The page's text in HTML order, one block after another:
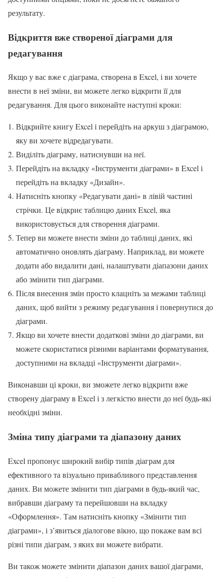
результату.
Відкриття вже створеної діаграми для
редагування
Якщо у вас вже є діаграма, створена в Excel, і ви хочете
внести в неї зміни, ви можете легко відкрити її для
редагування. Для цього виконайте наступні кроки:
Відкрийте книгу Excel і перейдіть на аркуш з діаграмою,
яку ви хочете відредагувати.
Виділіть діаграму, натиснувши на неї.
Перейдіть на вкладку «Інструменти діаграми» в Excel і
перейдіть на вкладку «Дизайн».
Натисніть кнопку «Редагувати дані» в лівій частині
стрічки. Це відкриє таблицю даних Excel, яка
використовується для створення діаграми.
Тепер ви можете внести зміни до таблиці даних, які
автоматично оновлять діаграму. Наприклад, ви можете
додати або видалити дані, налаштувати діапазони даних
або змінити тип діаграми.
Після внесення змін просто клацніть за межами таблиці
даних, щоб вийти з режиму редагування і повернутися до
діаграми.
Якщо ви хочете внести додаткові зміни до діаграми, ви
можете скористатися різними варіантами форматування,
доступними на вкладці «Інструменти діаграми».
Виконавши ці кроки, ви зможете легко відкрити вже
створену діаграму в Excel і з легкістю внести до неї будь-які
необхідні зміни.
Зміна типу діаграми та діапазону даних
Excel пропонує широкий вибір типів діаграм для
ефективного та візуально привабливого представлення
даних. Ви можете змінити тип діаграми в будь-який час,
вибравши діаграму та перейшовши на вкладку
«Оформлення». Там натисніть кнопку «Змінити тип
діаграми», і з’явиться діалогове вікно, що покаже вам всі
різні типи діаграм, з яких ви можете вибрати.
Ви також можете змінити діапазон даних вашої діаграми,